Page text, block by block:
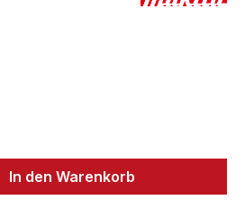
In den Warenkorb